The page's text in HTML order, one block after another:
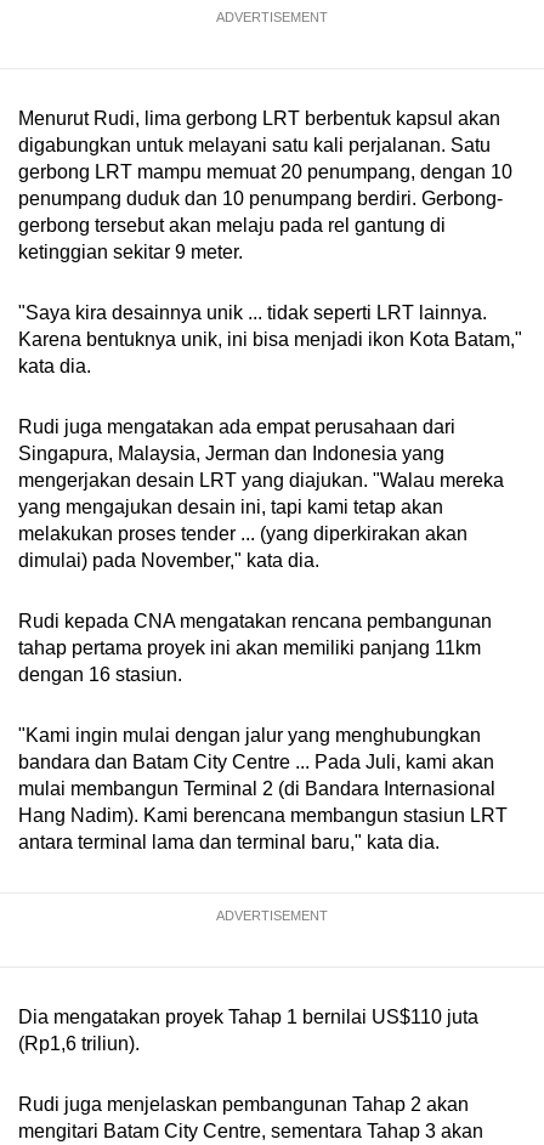
ADVERTISEMENT
Menurut Rudi, lima gerbong LRT berbentuk kapsul akan
digabungkan untuk melayani satu kali perjalanan. Satu
gerbong LRT mampu memuat 20 penumpang, dengan 10
penumpang duduk dan 10 penumpang berdiri. Gerbong-
gerbong tersebut akan melaju pada rel gantung di
ketinggian sekitar 9 meter.
"Saya kira desainnya unik ... tidak seperti LRT lainnya.
Karena bentuknya unik, ini bisa menjadi ikon Kota Batam,"
kata dia.
Rudi juga mengatakan ada empat perusahaan dari
Singapura, Malaysia, Jerman dan Indonesia yang
mengerjakan desain LRT yang diajukan. "Walau mereka
yang mengajukan desain ini, tapi kami tetap akan
melakukan proses tender ... (yang diperkirakan akan
dimulai) pada November," kata dia.
Rudi kepada CNA mengatakan rencana pembangunan
tahap pertama proyek ini akan memiliki panjang 11km
dengan 16 stasiun.
"Kami ingin mulai dengan jalur yang menghubungkan
bandara dan Batam City Centre ... Pada Juli, kami akan
mulai membangun Terminal 2 (di Bandara Internasional
Hang Nadim). Kami berencana membangun stasiun LRT
antara terminal lama dan terminal baru," kata dia.
ADVERTISEMENT
Dia mengatakan proyek Tahap 1 bernilai US$110 juta
(Rp1,6 triliun).
Rudi juga menjelaskan pembangunan Tahap 2 akan
mengitari Batam City Centre, sementara Tahap 3 akan